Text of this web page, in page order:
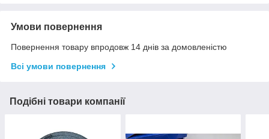
Умови повернення
Повернення товару впродовж 14 днів за домовленістю
Всі умови повернення
Подібні товари компанії